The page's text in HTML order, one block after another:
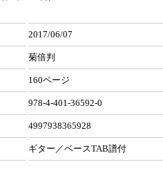
2017/06/07
菊倍判
160ページ
978-4-401-36592-0
4997938365928
ギター／ベースTAB譜付